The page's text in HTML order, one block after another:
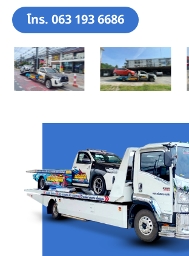
โทร. 063 193 6686